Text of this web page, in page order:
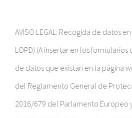
AVISO LEGAL: Recogida de datos
LOPD) (A insertar en los
de datos que existan en la página
del Reglamento General de
2016/679 del Parlamento Europeo